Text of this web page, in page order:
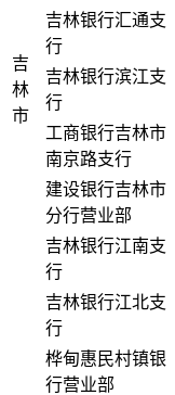
吉
林
市
吉林银行汇通支
行
吉林银行滨江支
行
工商银行吉林市
南京路支行
建设银行吉林市
分行营业部
吉林银行江南支
行
吉林银行江北支
行
桦甸惠民村镇银
行营业部